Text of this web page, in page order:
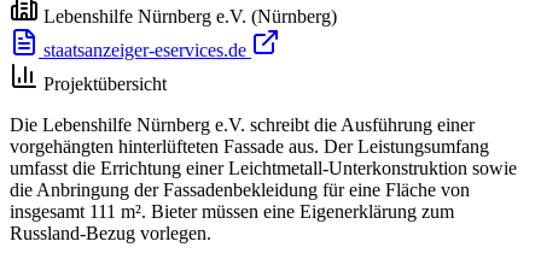
Lebenshilfe Nürnberg e.V. (Nürnberg)
staatsanzeiger-eservices.de
Projektübersicht
Die Lebenshilfe Nürnberg e.V. schreibt die Ausführung einer
vorgehängten hinterlüfteten Fassade aus. Der Leistungsumfang
umfasst die Errichtung einer Leichtmetall-Unterkonstruktion sowie
die Anbringung der Fassadenbekleidung für eine Fläche von
insgesamt 111 m². Bieter müssen eine Eigenerklärung zum
Russland-Bezug vorlegen.